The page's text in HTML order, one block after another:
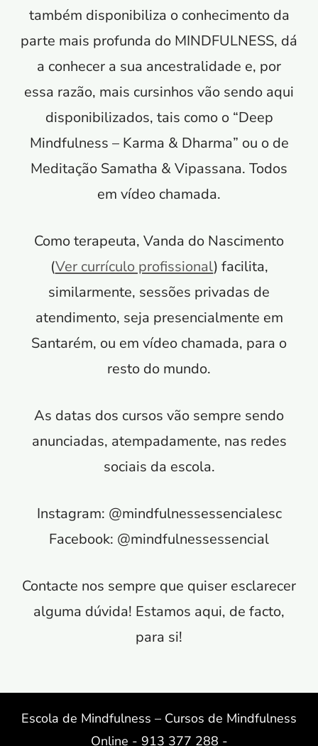
também disponibiliza o conhecimento da
parte mais profunda do MINDFULNESS, dá
a conhecer a sua ancestralidade e, por
essa razão, mais cursinhos vão sendo aqui
disponibilizados, tais como o “Deep
Mindfulness – Karma & Dharma” ou o de
Meditação Samatha & Vipassana. Todos
em vídeo chamada.
Como terapeuta, Vanda do Nascimento
(Ver currículo profissional) facilita,
similarmente, sessões privadas de
atendimento, seja presencialmente em
Santarém, ou em vídeo chamada, para o
resto do mundo.
As datas dos cursos vão sempre sendo
anunciadas, atempadamente, nas redes
sociais da escola.
Instagram: @mindfulnessessencialesc
Facebook: @mindfulnessessencial
Contacte nos sempre que quiser esclarecer
alguma dúvida! Estamos aqui, de facto,
para si!
Escola de Mindfulness – Cursos de Mindfulness
Online - 913 377 288 -